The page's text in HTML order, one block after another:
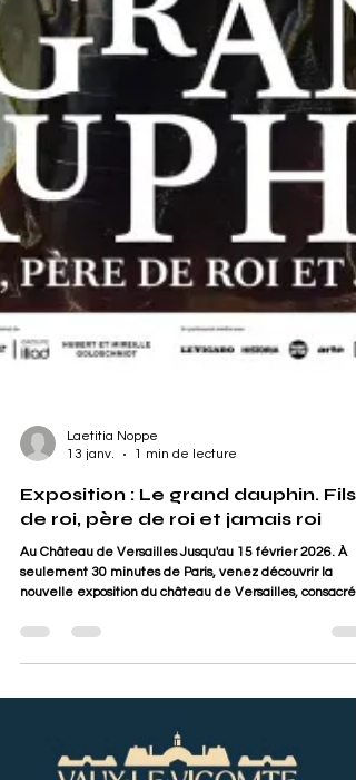
Laetitia Noppe
13 janv.
1 min de lecture
Exposition : Le grand dauphin. Fils
de roi, père de roi et jamais roi
seulement 30 minutes de Paris, venez découvrir la
Louis XIV. Destiné à devenir roi de France, il voit son
de 49 ans sans jamais avoir régné. Héritier du trône,
tard grand esthète et collectionneur : 250 objets